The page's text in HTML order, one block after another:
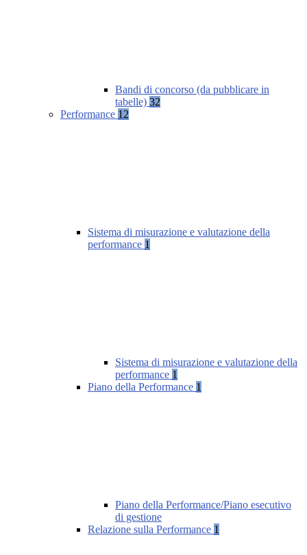
Bandi di concorso (da pubblicare in
tabelle) 32
Performance 12
Sistema di misurazione e valutazione della
performance 1
Sistema di misurazione e valutazione della
performance 1
Piano della Performance 1
Piano della Performance/Piano esecutivo
di gestione
Relazione sulla Performance 1